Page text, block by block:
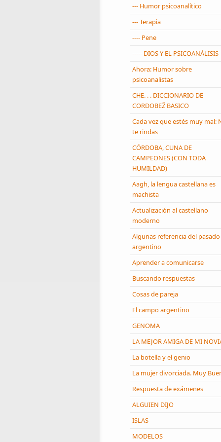
--- Humor psicoanalítico
--- Terapia
---- Pene
----- DIOS Y EL PSICOANÁLISIS
Ahora: Humor sobre
psicoanalistas
CHE. . . DICCIONARIO DE
CORDOBEŽ BASICO
Cada vez que estés muy mal:
te rindas
CÓRDOBA, CUNA DE
CAMPEONES (CON TODA
HUMILDAD)
Aagh, la lengua castellana es
machista
Actualización al castellano
moderno
Algunas referencia del pasado
argentino
Aprender a comunicarse
Buscando respuestas
Cosas de pareja
El campo argentino
GENOMA
LA MEJOR AMIGA DE MI
La botella y el genio
La mujer divorciada. Muy
Respuesta de exámenes
ALGUIEN DIJO
ISLAS
MODELOS